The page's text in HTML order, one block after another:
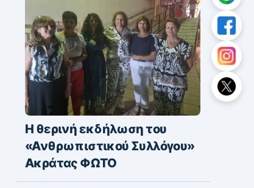
Η θερινή εκδήλωση του
«Ανθρωπιστικού Συλλόγου»
Ακράτας ΦΩΤΟ